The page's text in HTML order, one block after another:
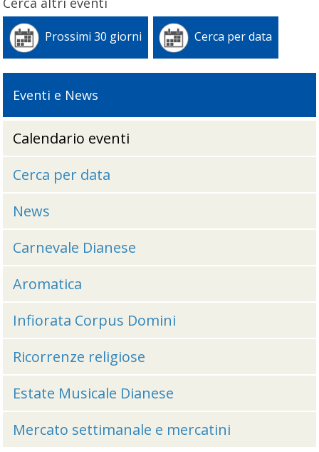
Prossimi 30 giorni Cerca per data
Eventi e News
Calendario eventi
Cerca per data
News
Carnevale Dianese
Aromatica
Infiorata Corpus Domini
Ricorrenze religiose
Estate Musicale Dianese
Mercato settimanale e mercatini